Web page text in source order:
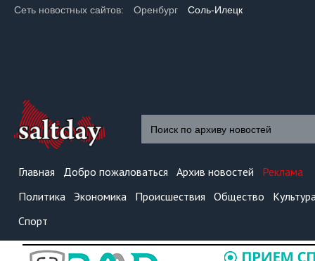
Сеть новостных сайтов: Оренбург Соль-Илецк
Главная Добро пожаловаться Архив новостей
Реклама
Политика Экономика Происшествия Общество
Спорт